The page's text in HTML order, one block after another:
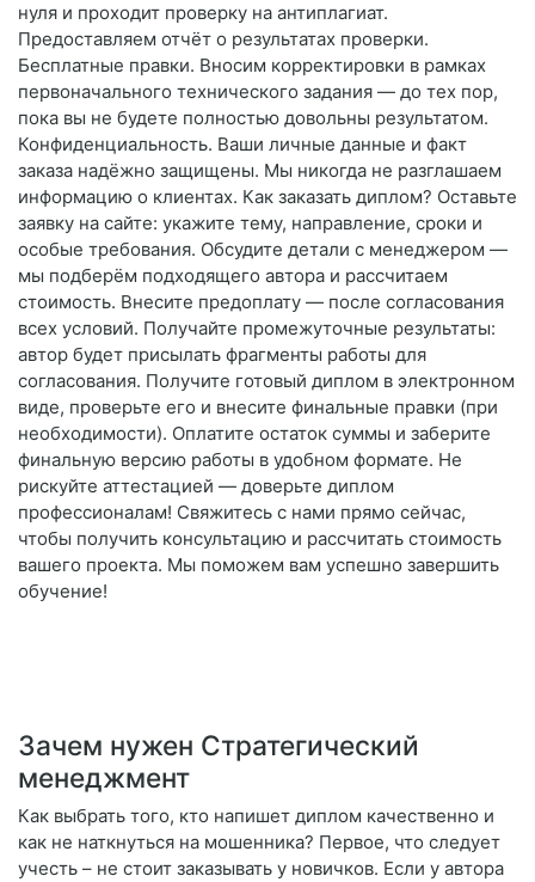
нуля и проходит проверку на антиплагиат.
Предоставляем отчёт о результатах проверки.
Бесплатные правки. Вносим корректировки в рамках
первоначального технического задания — до тех пор,
пока вы не будете полностью довольны результатом.
Конфиденциальность. Ваши личные данные и факт
заказа надёжно защищены. Мы никогда не разглашаем
информацию о клиентах. Как заказать диплом? Оставьте
заявку на сайте: укажите тему, направление, сроки и
особые требования. Обсудите детали с менеджером —
мы подберём подходящего автора и рассчитаем
стоимость. Внесите предоплату — после согласования
всех условий. Получайте промежуточные результаты:
автор будет присылать фрагменты работы для
согласования. Получите готовый диплом в электронном
виде, проверьте его и внесите финальные правки (при
необходимости). Оплатите остаток суммы и заберите
финальную версию работы в удобном формате. Не
рискуйте аттестацией — доверьте диплом
профессионалам! Свяжитесь с нами прямо сейчас,
чтобы получить консультацию и рассчитать стоимость
вашего проекта. Мы поможем вам успешно завершить
обучение!
Зачем нужен Стратегический
менеджмент
Как выбрать того, кто напишет диплом качественно и
как не наткнуться на мошенника? Первое, что следует
учесть – не стоит заказывать у новичков. Если у автора